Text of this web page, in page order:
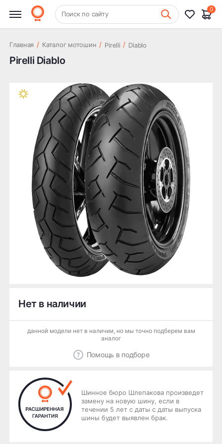
+7 (831) 261-35-35 Шиномонтаж
Поиск по сайту
0
Главная / Каталог мотошин / Pirelli / Diablo
Pirelli Diablo
Нет в наличии
данной модели нет в наличии, но мы точно подберем вам
аналог
Помощь в подборе
Шинное бюро Шлепакова произведет
замену на новую шину, если в
течении 5 лет с даты с даты выпуска
шины будет выявлен брак.